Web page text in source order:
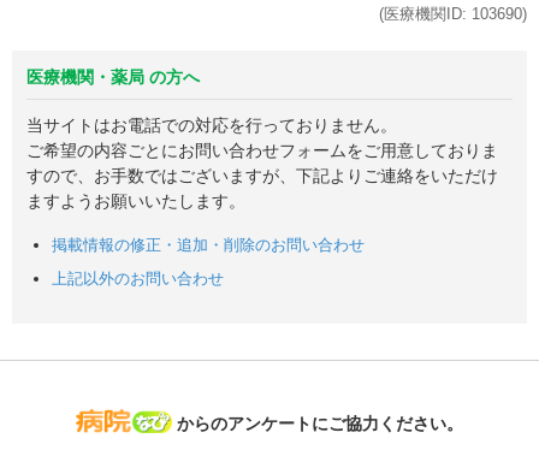
(医療機関ID: 103690)
医療機関・薬局 の方へ
当サイトはお電話での対応を行っておりません。
ご希望の内容ごとにお問い合わせフォームをご用意しておりま
すので、お手数ではございますが、下記よりご連絡をいただけ
ますようお願いいたします。
掲載情報の修正・追加・削除のお問い合わせ
上記以外のお問い合わせ
病院なび
からのアンケートにご協力ください。